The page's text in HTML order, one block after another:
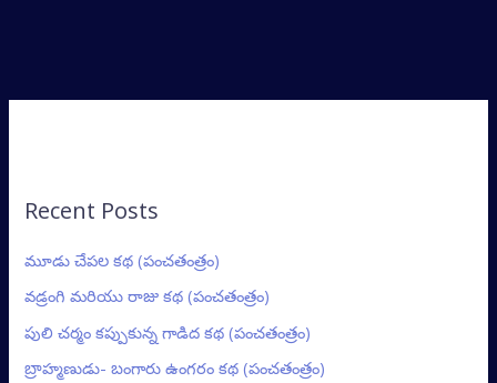
Recent Posts
మూడు చేపల కథ (పంచతంత్రం)
వడ్రంగి మరియు రాజు కథ (పంచతంత్రం)
పులి చర్మం కప్పుకున్న గాడిద కథ (పంచతంత్రం)
బ్రాహ్మణుడు- బంగారు ఉంగరం కథ (పంచతంత్రం)